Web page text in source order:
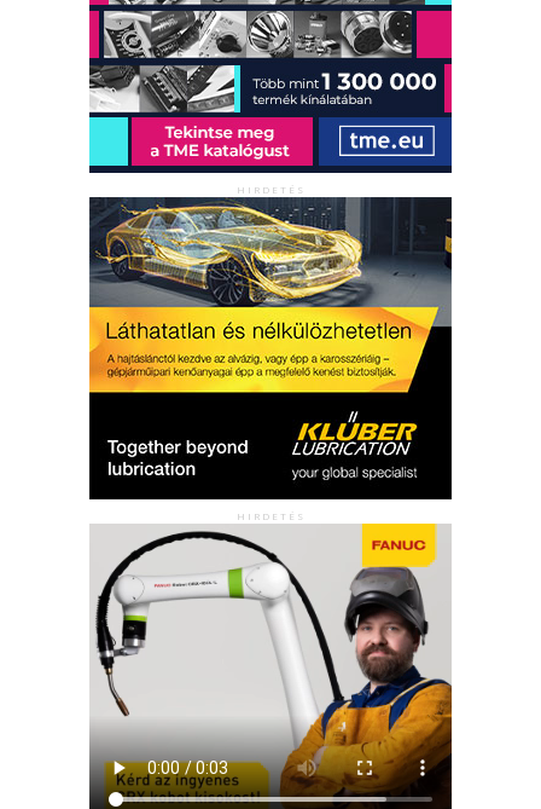
HIRDETÉS
HIRDETÉS